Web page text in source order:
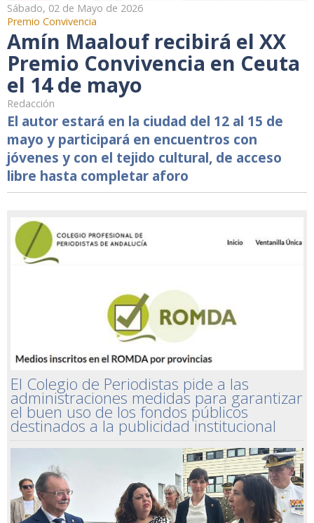
Sábado, 02 de Mayo de 2026
Premio Convivencia
Amín Maalouf recibirá el XX
Premio Convivencia en Ceuta
el 14 de mayo
Redacción
El autor estará en la ciudad del 12 al 15 de
mayo y participará en encuentros con
jóvenes y con el tejido cultural, de acceso
libre hasta completar aforo
El Colegio de Periodistas pide a las
administraciones medidas para garantizar
el buen uso de los fondos públicos
destinados a la publicidad institucional